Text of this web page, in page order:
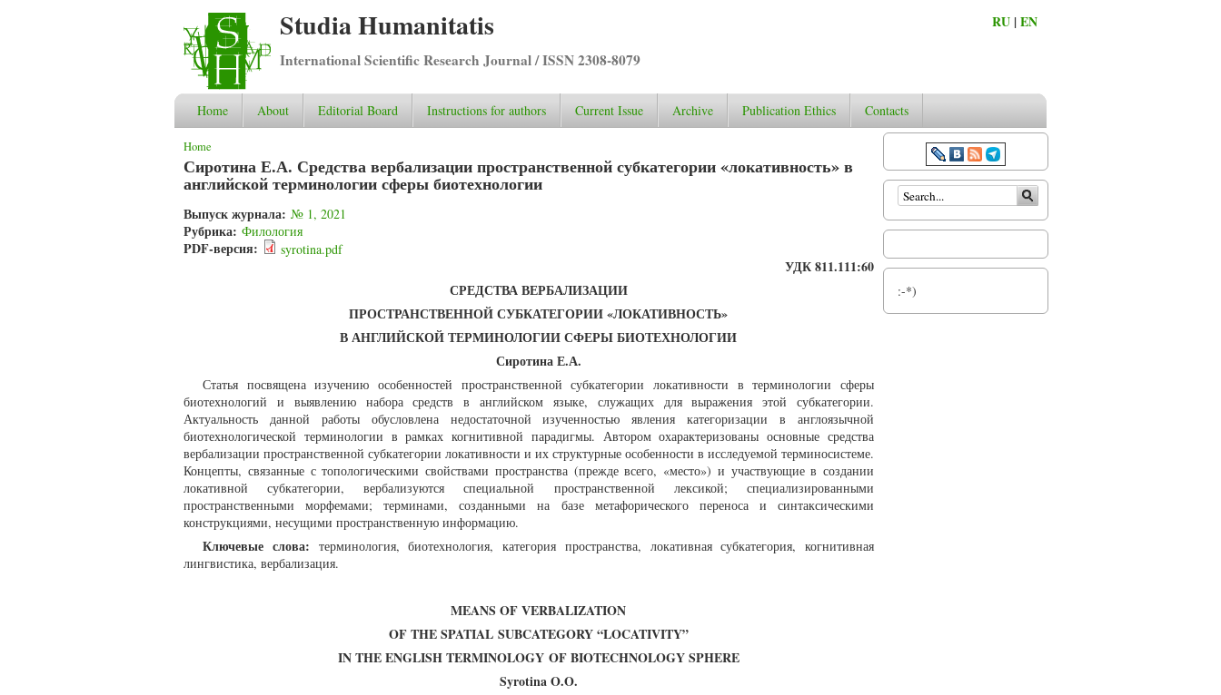
Studia Humanitatis
International Scientific Research Journal / ISSN 2308-8079
RU |EN
Home About Editorial Board Instructions for authors Current Issue Archive Publication Ethics Contacts
You are here
Home
Сиротина Е.А. Средства вербализации пространственной субкатегории «локативность» в
английской терминологии сферы биотехнологии
Выпуск журнала: № 1, 2021
Рубрика: Филология
PDF-версия: syrotina.pdf
УДК 811.111:60
СРЕДСТВА ВЕРБАЛИЗАЦИИ
ПРОСТРАНСТВЕННОЙ СУБКАТЕГОРИИ «ЛОКАТИВНОСТЬ»
В АНГЛИЙСКОЙ ТЕРМИНОЛОГИИ СФЕРЫ БИОТЕХНОЛОГИИ
Сиротина Е.А.
Статья посвящена изучению особенностей пространственной субкатегории локативности в терминологии сферы
биотехнологий и выявлению набора средств в английском языке, служащих для выражения этой субкатегории.
Актуальность данной работы обусловлена недостаточной изученностью явления категоризации в англоязычной
биотехнологической терминологии в рамках когнитивной парадигмы. Автором охарактеризованы основные средства
вербализации пространственной субкатегории локативности и их структурные особенности в исследуемой терминосистеме.
Концепты, связанные с топологическими свойствами пространства (прежде всего, «место») и участвующие в создании
локативной субкатегории, вербализуются специальной пространственной лексикой; специализированными
пространственными морфемами; терминами, созданными на базе метафорического переноса и синтаксическими
конструкциями, несущими пространственную информацию.
Ключевые слова: терминология, биотехнология, категория пространства, локативная субкатегория, когнитивная
лингвистика, вербализация.
MEANS OF VERBALIZATION
OF THE SPATIAL SUBCATEGORY “LOCATIVITY”
IN THE ENGLISH TERMINOLOGY OF BIOTECHNOLOGY SPHERE
Syrotina O.O.
Search form
:-*)